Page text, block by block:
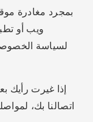
بمجرد مغادرة
ويب أو
لسياسة
إذا غيرت رأيك
اتصالنا بك،